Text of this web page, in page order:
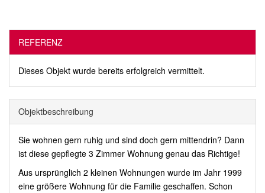
REFERENZ
Dieses Objekt wurde bereits erfolgreich vermittelt.
Objekt­beschreibung
Sie wohnen gern ruhig und sind doch gern mittendrin? Dann
ist diese gepflegte 3 Zimmer Wohnung genau das Richtige!
Aus ursprünglich 2 kleinen Wohnungen wurde im Jahr 1999
eine größere Wohnung für die Familie geschaffen. Schon